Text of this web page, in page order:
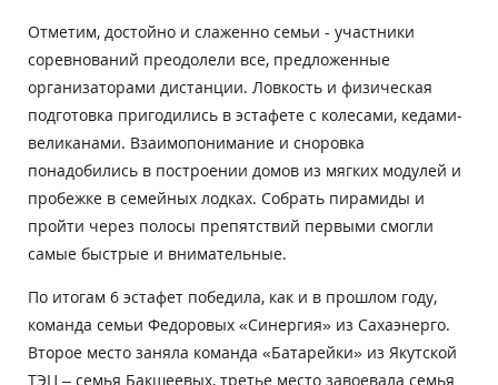
Отметим, достойно и слаженно семьи - участники
соревнований преодолели все, предложенные
организаторами дистанции. Ловкость и физическая
подготовка пригодились в эстафете с колесами, кедами-
великанами. Взаимопонимание и сноровка
понадобились в построении домов из мягких модулей и
пробежке в семейных лодках. Собрать пирамиды и
пройти через полосы препятствий первыми смогли
самые быстрые и внимательные.
По итогам 6 эстафет победила, как и в прошлом году,
команда семьи Федоровых «Синергия» из Сахаэнерго.
Второе место заняла команда «Батарейки» из Якутской
ТЭЦ – семья Бакшеевых, третье место завоевала семья